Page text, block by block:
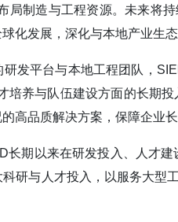
局制造与工程资源。未来将
化发展，深化与本地产业生
发平台与本地工程团队，
培养与队伍建设方面的长期
高品质解决方案，保障企业
长期以来在研发投入、人才
研与人才投入，以服务大